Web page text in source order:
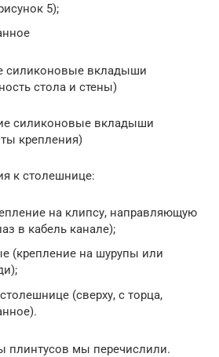
5);
силиконовые вкладыши
стола и стены)
силиконовые вкладыши
крепления)
к столешнице:
на клипсу, направляющую
в кабель канале);
(крепление на шурупы или
(сверху, с торца,
плинтусов мы перечислили.